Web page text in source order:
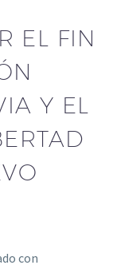
EL FIN
Y EL
con